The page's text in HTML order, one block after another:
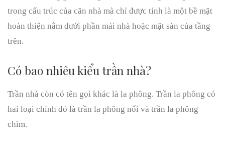
trong cấu trúc của căn nhà mà chỉ được tính là một bề mặt
hoàn thiện nằm dưới phần mái nhà hoặc mặt sàn của tầng
trên.
Có bao nhiêu kiểu trần nhà?
Trần nhà còn có tên gọi khác là la phông. Trần la phông có
hai loại chính đó là trần la phông nổi và trần la phông
chìm.